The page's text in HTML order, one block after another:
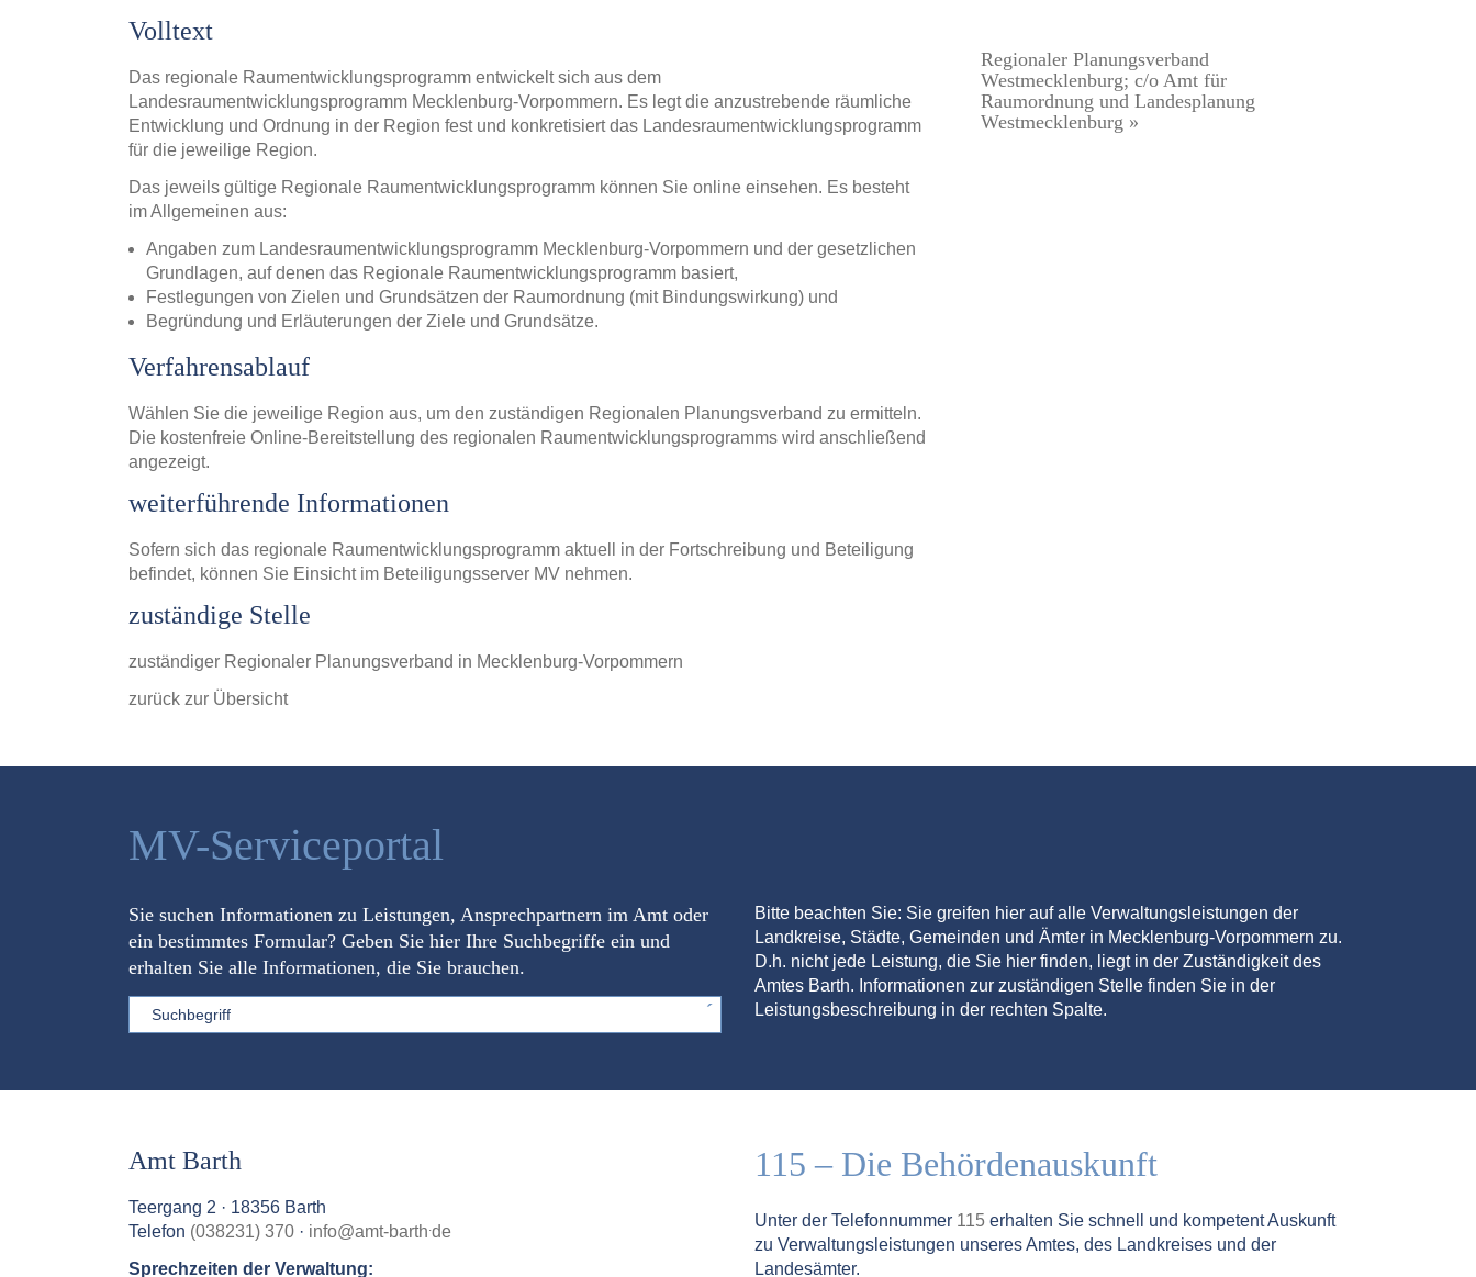
Volltext
Das regionale Raumentwicklungsprogramm entwickelt sich aus dem
Landesraumentwicklungsprogramm Mecklenburg-Vorpommern. Es legt die anzustrebende räumliche
Entwicklung und Ordnung in der Region fest und konkretisiert das Landesraumentwicklungsprogramm
für die jeweilige Region.
Das jeweils gültige Regionale Raumentwicklungsprogramm können Sie online einsehen. Es besteht
im Allgemeinen aus:
Angaben zum Landesraumentwicklungsprogramm Mecklenburg-Vorpommern und der gesetzlichen
Grundlagen, auf denen das Regionale Raumentwicklungsprogramm basiert,
Festlegungen von Zielen und Grundsätzen der Raumordnung (mit Bindungswirkung) und
Begründung und Erläuterungen der Ziele und Grundsätze.
Verfahrensablauf
Wählen Sie die jeweilige Region aus, um den zuständigen Regionalen Planungsverband zu ermitteln.
Die kostenfreie Online-Bereitstellung des regionalen Raumentwicklungsprogramms wird anschließend
angezeigt.
weiterführende Informationen
Sofern sich das regionale Raumentwicklungsprogramm aktuell in der Fortschreibung und Beteiligung
befindet, können Sie Einsicht im Beteiligungsserver MV nehmen.
zuständige Stelle
zuständiger Regionaler Planungsverband in Mecklenburg-Vorpommern
zurück zur Übersicht
Regionaler Planungsverband
Westmecklenburg; c/o Amt für
Raumordnung und Landesplanung
Westmecklenburg »
MV-Serviceportal
Sie suchen Informationen zu Leistungen, Ansprechpartnern im Amt oder
ein bestimmtes Formular? Geben Sie hier Ihre Suchbegriffe ein und
erhalten Sie alle Informationen, die Sie brauchen.
Sword
Bitte beachten Sie: Sie greifen hier auf alle Verwaltungsleistungen der
Landkreise, Städte, Gemeinden und Ämter in Mecklenburg-Vorpommern zu.
D.h. nicht jede Leistung, die Sie hier finden, liegt in der Zuständigkeit des
Amtes Barth. Informationen zur zuständigen Stelle finden Sie in der
Leistungsbeschreibung in der rechten Spalte.
Amt Barth
Teergang 2 · 18356 Barth
Telefon (038231) 370 · info@amt-barth.de
Sprechzeiten der Verwaltung:
115 – Die Behördenauskunft
Unter der Telefonnummer 115 erhalten Sie schnell und kompetent Auskunft
zu Verwaltungsleistungen unseres Amtes, des Landkreises und der
Landesämter.